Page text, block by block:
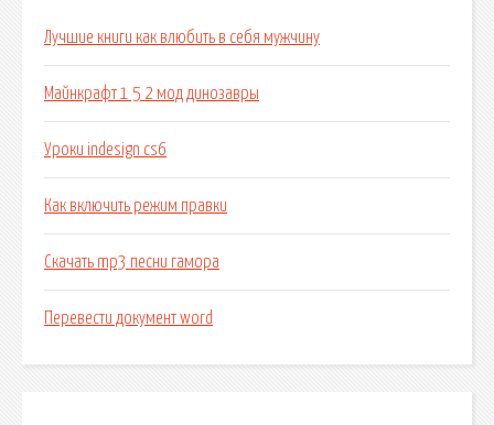
Лучшие книги как влюбить в себя мужчину
Майнкрафт 1 5 2 мод динозавры
Уроки indesign cs6
Как включить режим правки
Скачать mp3 песни гамора
Перевести документ word